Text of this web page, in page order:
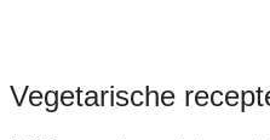
Vegetarische